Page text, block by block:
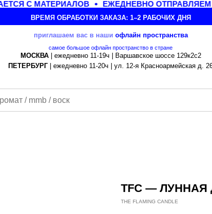
С МАТЕРИАЛОВ ЕЖЕДНЕВНО ОТПРАВЛЯЕМ
ВРЕМЯ ОБРАБОТКИ ЗАКАЗА: 1–2 РАБОЧИХ ДНЯ
приглашаем вас в наши офлайн пространства
самое большое офлайн пространство в стране
МОСКВА| ежедневно 11-19ч | Варшавское шоссе 129к2с2
ПЕТЕРБУРГ| ежедневно 11-20ч | ул. 12-я Красноармейская д.
TFC — ЛУННАЯ
THE FLAMING CANDLE